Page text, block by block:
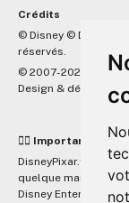
Crédits
© Disney © Disney/
réservés.
© 2007-2026
Design &
☝🏼 Important
DisneyPixar.fr est un
quelque manière que
Disney Enterprises,